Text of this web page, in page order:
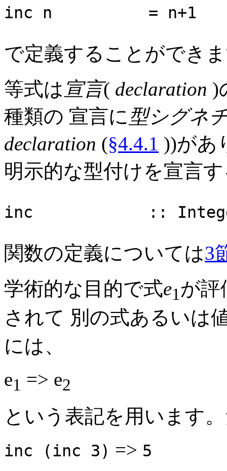
inc n = n+1
で定義することができ
等式は 宣言( declaration )
種類の 宣言に型シグネ
declaration (§4.4.1 ))があ
明示的な型付けを宣言
inc :: Integer -
関数の定義については3
学術的な目的で式e1が評
されて 別の式あるいは
には、
e1 => e2
という表記を用います
inc (inc 3) => 5